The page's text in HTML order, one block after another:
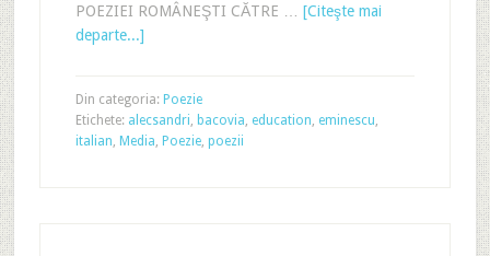
POEZIEI ROMÂNEŞTI CĂTRE … [Citeşte mai
departe...]
Din categoria: Poezie
Etichete: alecsandri, bacovia, education, eminescu,
italian, Media, Poezie, poezii